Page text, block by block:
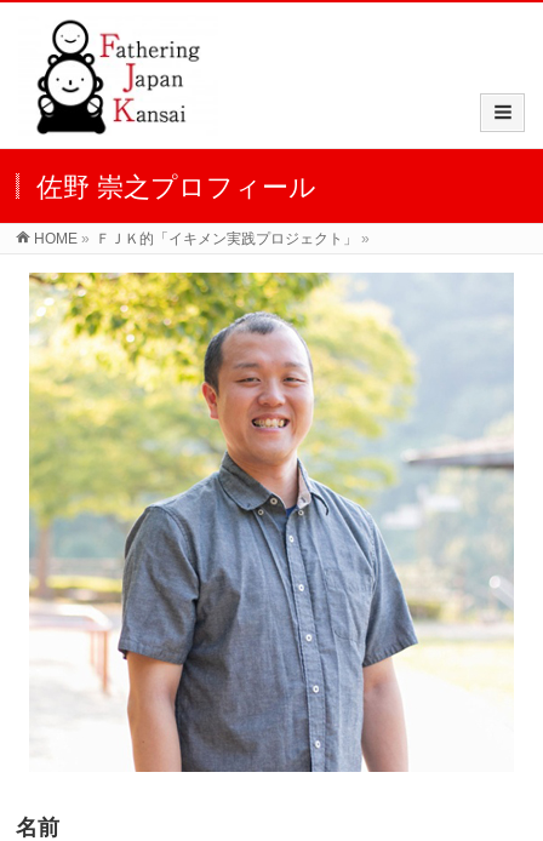
佐野 崇之プロフィール
HOME » ＦＪＫ的「イキメン実践プロジェクト」 »
名前